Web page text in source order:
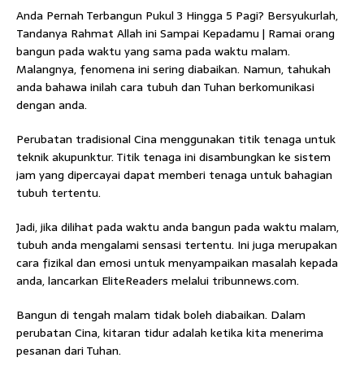
Anda Pernah Terbangun Pukul 3 Hingga 5 Pagi? Bersyukurlah,
Tandanya Rahmat Allah ini Sampai Kepadamu | Ramai orang
bangun pada waktu yang sama pada waktu malam.
Malangnya, fenomena ini sering diabaikan. Namun, tahukah
anda bahawa inilah cara tubuh dan Tuhan berkomunikasi
dengan anda.
Perubatan tradisional Cina menggunakan titik tenaga untuk
teknik akupunktur. Titik tenaga ini disambungkan ke sistem
jam yang dipercayai dapat memberi tenaga untuk bahagian
tubuh tertentu.
Jadi, jika dilihat pada waktu anda bangun pada waktu malam,
tubuh anda mengalami sensasi tertentu. Ini juga merupakan
cara fizikal dan emosi untuk menyampaikan masalah kepada
anda, lancarkan EliteReaders melalui tribunnews.com.
Bangun di tengah malam tidak boleh diabaikan. Dalam
perubatan Cina, kitaran tidur adalah ketika kita menerima
pesanan dari Tuhan.